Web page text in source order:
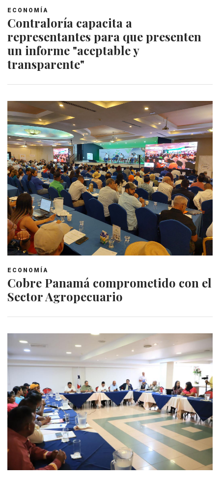
ECONOMÍA
Contraloría capacita a
representantes para que presenten
un informe "aceptable y
transparente"
ECONOMÍA
Cobre Panamá comprometido con el
Sector Agropecuario